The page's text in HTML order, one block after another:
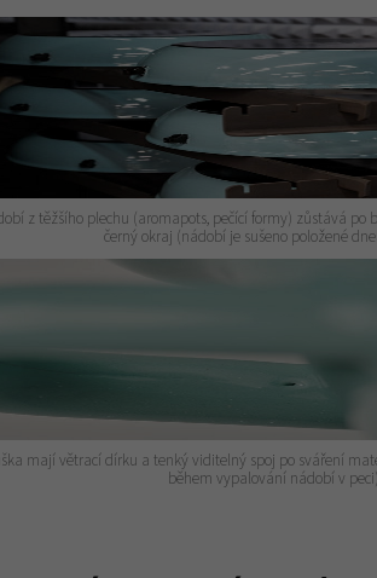
z těžšího plechu (aromapots, pečící formy) zůstává po
černý okraj (nádobí je sušeno položené
mají větrací dírku a tenký viditelný spoj po sváření
během vypalování nádobí v peci)